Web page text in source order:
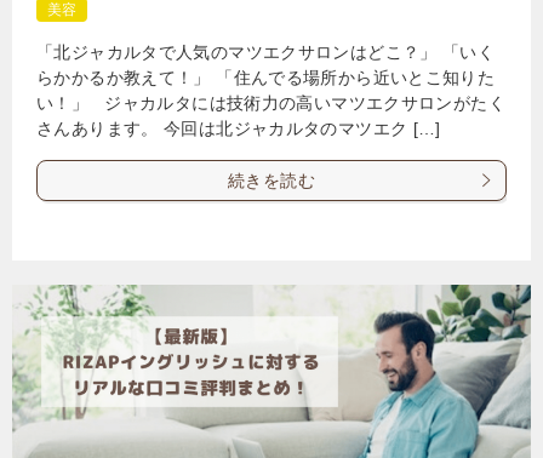
美容
「北ジャカルタで人気のマツエクサロンはどこ？」 「いく
らかかるか教えて！」 「住んでる場所から近いとこ知りた
い！」 ジャカルタには技術力の高いマツエクサロンがたく
さんあります。 今回は北ジャカルタのマツエク […]
続きを読む